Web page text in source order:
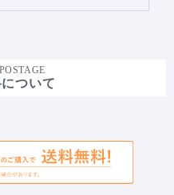
ついて